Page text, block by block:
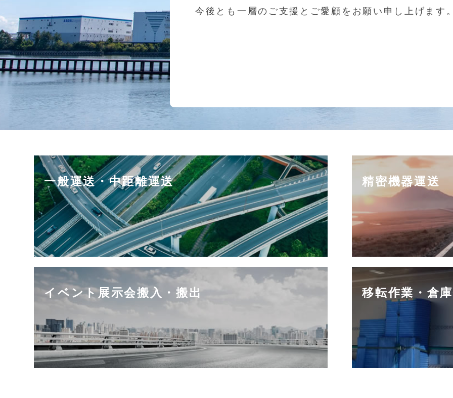
今後とも一層のご支援とご愛顧をお願い申し上げます
一般運送・中距離運送 精密機器運送
イベント展示会搬入・搬出 移転作業・倉